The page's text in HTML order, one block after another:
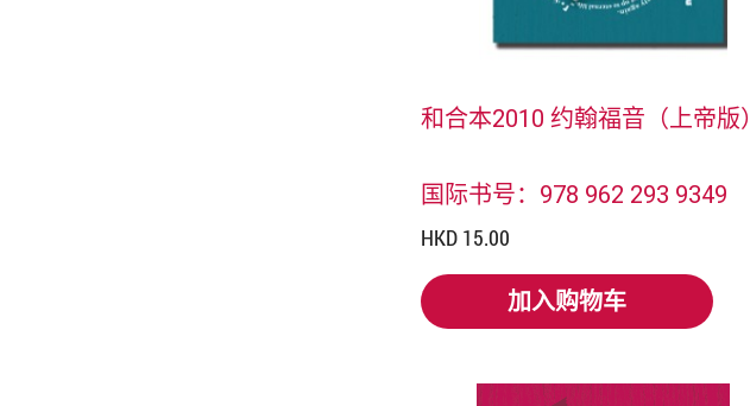
和合本2010 约翰福音（上帝版）
国际书号：978 962 293 9349
HKD 15.00
加入购物车
加入购物车